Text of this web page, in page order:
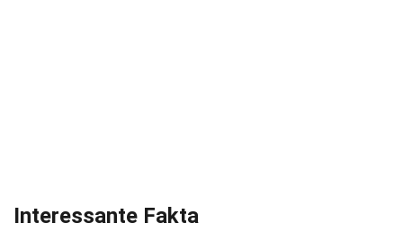
Interessante Fakta